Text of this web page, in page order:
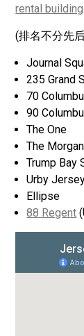
rental building
(排名不分先
Journal
235 Grand
70
90
The One
The Morgan
Trump Bay
Urby
Ellipse
88 Regent